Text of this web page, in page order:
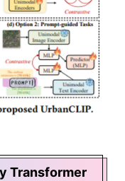
Transformer